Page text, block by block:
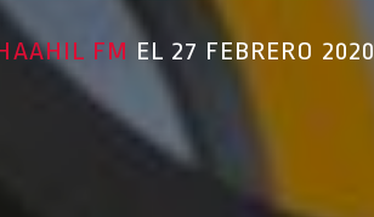
FM EL 27 FEBRERO